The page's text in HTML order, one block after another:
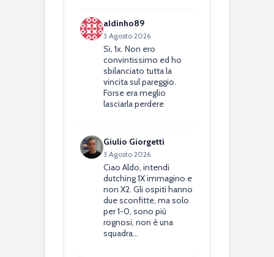
aldinho89
3 Agosto 2026
Si, 1x. Non ero
convintissimo ed ho
sbilanciato tutta la
vincita sul pareggio.
Forse era meglio
lasciarla perdere
Giulio Giorgetti
3 Agosto 2026
Ciao Aldo, intendi
dutching 1X immagino e
non X2. Gli ospiti hanno
due sconfitte, ma solo
per 1-0, sono più
rognosi, non è una
squadra…